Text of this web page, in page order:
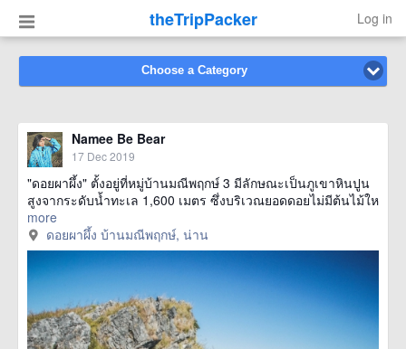
theTripPacker Log in
Choose a Category
Namee Be Bear
17 Dec 2019
"ดอยผาผึ้ง" ตั้งอยู่ที่หมู่บ้านมณีพฤกษ์ 3 มีลักษณะเป็นภูเขาหินปูน
สูงจากระดับน้ำทะเล 1,600 เมตร ซึ่งบริเวณยอดดอยไม่มีต้นไม้ให
more
ดอยผาผึ้ง บ้านมณีพฤกษ์, น่าน